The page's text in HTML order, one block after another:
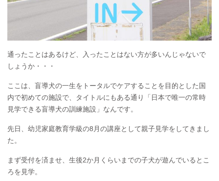
通ったことはあるけど、入ったことはない方が多いんじゃないで
しょうか・・・
ここは、盲導犬の一生をトータルでケアすることを目的とした国
内で初めての施設で、タイトルにもある通り「日本で唯一の常時
見学できる盲導犬の訓練施設」なんです。
先日、幼児家庭教育学級の8月の講座として親子見学をしてきまし
た。
まず受付を済ませ、生後2か月くらいまでの子犬が遊んでいるとこ
ろを見学。